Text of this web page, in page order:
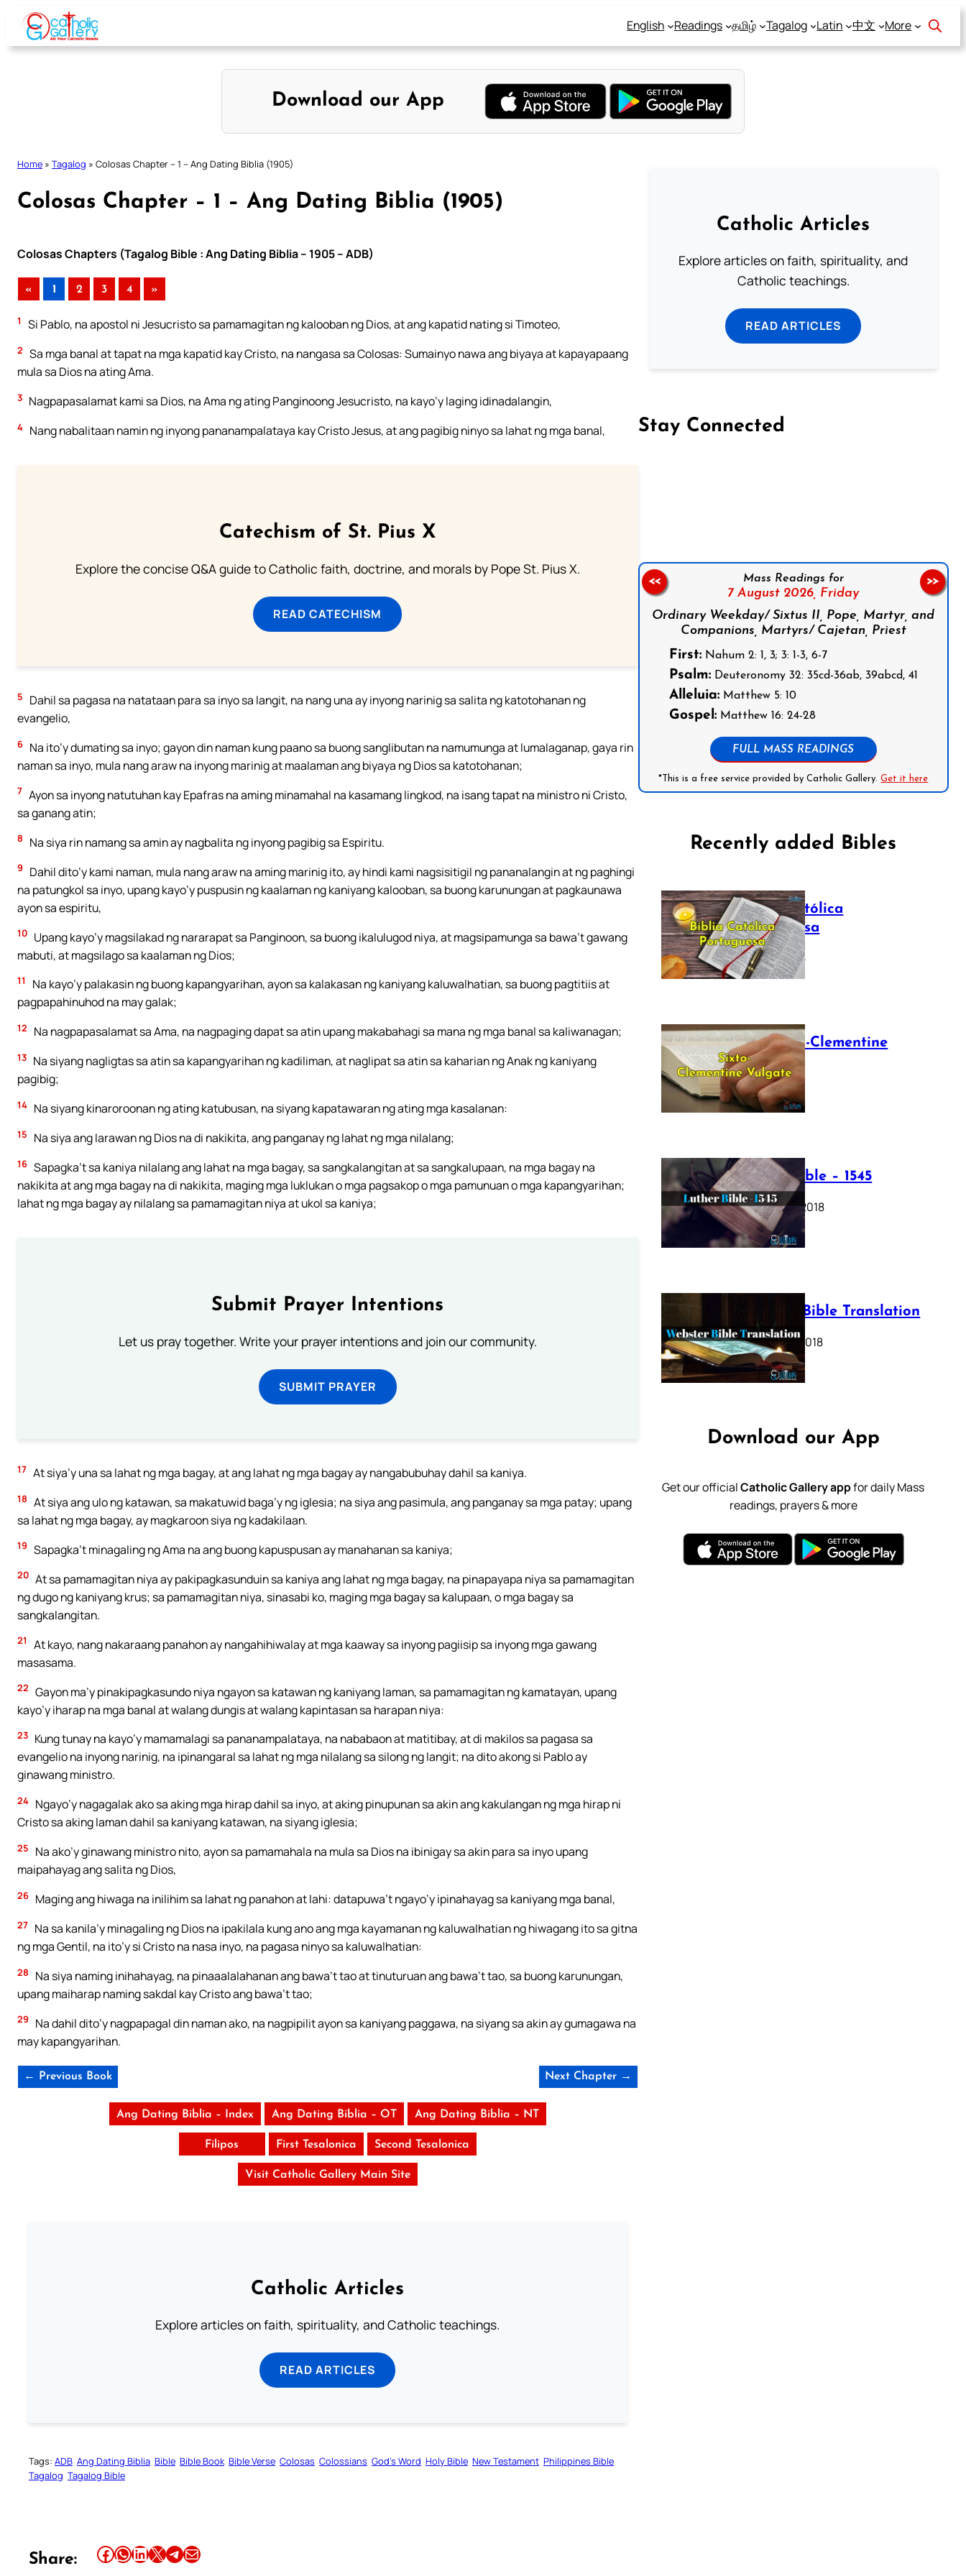
Skip
content
English Readings தமிழ் Tagalog Latin 中文 More
Download our App
Home » Tagalog » Colosas Chapter – 1 – Ang Dating Biblia (1905)
Colosas Chapter – 1 – Ang Dating Biblia (1905)
Colosas Chapters (Tagalog Bible : Ang Dating Biblia – 1905 – ADB)
« 1 2 3 4 »
1 Si Pablo, na apostol ni Jesucristo sa pamamagitan ng kalooban ng Dios, at ang kapatid nating si Timoteo,
2 Sa mga banal at tapat na mga kapatid kay Cristo, na nangasa sa Colosas: Sumainyo nawa ang biyaya at kapayapaang
mula sa Dios na ating Ama.
3 Nagpapasalamat kami sa Dios, na Ama ng ating Panginoong Jesucristo, na kayo’y laging idinadalangin,
4 Nang nabalitaan namin ng inyong pananampalataya kay Cristo Jesus, at ang pagibig ninyo sa lahat ng mga banal,
Catechism of St. Pius X
Explore the concise Q&A guide to Catholic faith, doctrine, and morals by Pope St. Pius X.
READ CATECHISM
5
Dahil sa pagasa na natataan para sa inyo sa langit, na nang una ay inyong narinig sa salita ng katotohanan ng
evangelio,
6 Na ito’y dumating sa inyo; gayon din naman kung paano sa buong sanglibutan na namumunga at lumalaganap, gaya rin
naman sa inyo, mula nang araw na inyong marinig at maalaman ang biyaya ng Dios sa katotohanan;
7 Ayon sa inyong natutuhan kay Epafras na aming minamahal na kasamang lingkod, na isang tapat na ministro ni Cristo,
sa ganang atin;
8 Na siya rin namang sa amin ay nagbalita ng inyong pagibig sa Espiritu.
9
Dahil dito’y kami naman, mula nang araw na aming marinig ito, ay hindi kami nagsisitigil ng pananalangin at ng paghingi
na patungkol sa inyo, upang kayo’y puspusin ng kaalaman ng kaniyang kalooban, sa buong karunungan at pagkaunawa
ayon sa espiritu,
10 Upang kayo’y magsilakad ng nararapat sa Panginoon, sa buong ikalulugod niya, at magsipamunga sa bawa’t gawang
mabuti, at magsilago sa kaalaman ng Dios;
11
Na kayo’y palakasin ng buong kapangyarihan, ayon sa kalakasan ng kaniyang kaluwalhatian, sa buong pagtitiis at
pagpapahinuhod na may galak;
12 Na nagpapasalamat sa Ama, na nagpaging dapat sa atin upang makabahagi sa mana ng mga banal sa kaliwanagan;
13 Na siyang nagligtas sa atin sa kapangyarihan ng kadiliman, at naglipat sa atin sa kaharian ng Anak ng kaniyang
pagibig;
14 Na siyang kinaroroonan ng ating katubusan, na siyang kapatawaran ng ating mga kasalanan:
15 Na siya ang larawan ng Dios na di nakikita, ang panganay ng lahat ng mga nilalang;
16 Sapagka’t sa kaniya nilalang ang lahat na mga bagay, sa sangkalangitan at sa sangkalupaan, na mga bagay na
nakikita at ang mga bagay na di nakikita, maging mga luklukan o mga pagsakop o mga pamunuan o mga kapangyarihan;
lahat ng mga bagay ay nilalang sa pamamagitan niya at ukol sa kaniya;
Submit Prayer Intentions
Let us pray together. Write your prayer intentions and join our community.
SUBMIT PRAYER
17 At siya’y una sa lahat ng mga bagay, at ang lahat ng mga bagay ay nangabubuhay dahil sa kaniya.
18 At siya ang ulo ng katawan, sa makatuwid baga’y ng iglesia; na siya ang pasimula, ang panganay sa mga patay; upang
sa lahat ng mga bagay, ay magkaroon siya ng kadakilaan.
19 Sapagka’t minagaling ng Ama na ang buong kapuspusan ay manahanan sa kaniya;
20 At sa pamamagitan niya ay pakipagkasunduin sa kaniya ang lahat ng mga bagay, na pinapayapa niya sa pamamagitan
ng dugo ng kaniyang krus; sa pamamagitan niya, sinasabi ko, maging mga bagay sa kalupaan, o mga bagay sa
sangkalangitan.
21
At kayo, nang nakaraang panahon ay nangahihiwalay at mga kaaway sa inyong pagiisip sa inyong mga gawang
masasama.
22 Gayon ma’y pinakipagkasundo niya ngayon sa katawan ng kaniyang laman, sa pamamagitan ng kamatayan, upang
kayo’y iharap na mga banal at walang dungis at walang kapintasan sa harapan niya:
23 Kung tunay na kayo’y mamamalagi sa pananampalataya, na nababaon at matitibay, at di makilos sa pagasa sa
evangelio na inyong narinig, na ipinangaral sa lahat ng mga nilalang sa silong ng langit; na dito akong si Pablo ay
ginawang ministro.
24 Ngayo’y nagagalak ako sa aking mga hirap dahil sa inyo, at aking pinupunan sa akin ang kakulangan ng mga hirap ni
Cristo sa aking laman dahil sa kaniyang katawan, na siyang iglesia;
25
Na ako’y ginawang ministro nito, ayon sa pamamahala na mula sa Dios na ibinigay sa akin para sa inyo upang
maipahayag ang salita ng Dios,
26 Maging ang hiwaga na inilihim sa lahat ng panahon at lahi: datapuwa’t ngayo’y ipinahayag sa kaniyang mga banal,
27 Na sa kanila’y minagaling ng Dios na ipakilala kung ano ang mga kayamanan ng kaluwalhatian ng hiwagang ito sa gitna
ng mga Gentil, na ito’y si Cristo na nasa inyo, na pagasa ninyo sa kaluwalhatian:
28
Na siya naming inihahayag, na pinaaalalahanan ang bawa’t tao at tinuturuan ang bawa’t tao, sa buong karunungan,
upang maiharap naming sakdal kay Cristo ang bawa’t tao;
29
Na dahil dito’y nagpapagal din naman ako, na nagpipilit ayon sa kaniyang paggawa, na siyang sa akin ay gumagawa na
may kapangyarihan.
← Previous Book Next Chapter →
Ang Dating Biblia – Index Ang Dating Biblia – OT Ang Dating Biblia – NT
Filipos First Tesalonica Second Tesalonica
Visit Catholic Gallery Main Site
Catholic Articles
Explore articles on faith, spirituality, and Catholic teachings.
READ ARTICLES
Tags: ADB Ang Dating Biblia Bible Bible Book Bible Verse Colosas Colossians God’s Word Holy Bible New Testament Philippines Bible
Tagalog Tagalog Bible
Share: Share this article on Facebook Share this article on WhatsApp Share this article on LinkedIn Share this article on X Share this article on TelegramEmail this Article
Catholic Articles
Explore articles on faith, spirituality, and
Catholic teachings.
READ ARTICLES
Stay Connected
Mass Readings for
7 August 2026, Friday
Ordinary Weekday/ Sixtus II, Pope, Martyr, and
Companions, Martyrs/ Cajetan, Priest
First:Nahum 2: 1, 3; 3: 1-3, 6-7
Psalm:Deuteronomy 32: 35cd-36ab, 39abcd, 41
Alleluia:Matthew 5: 10
Gospel:Matthew 16: 24-28
FULL MASS READINGS
*This is a free service provided by Catholic Gallery.Get it here
<< >>
Recently added Bibles
Bíblia Católica
Portuguesa
July 16, 2025
The Sixto-Clementine
Vulgate
July 12, 2025
Luther Bible – 1545
October 17, 2018
Webster Bible Translation
October 11, 2018
Download our App
Get our officialCatholic Gallery appfor daily Mass
readings, prayers & more